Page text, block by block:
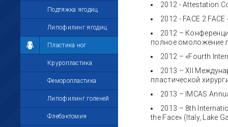
Подтяжка ягодиц
Липофилинг ягодиц
Пластика ног
Круропластика
Феморопластика
Липофилинг голеней
Флебэктомия
2012 - Аttestation
2012 - FACE 2
2012 –
полное омоложение
2012 – «Fourth
2013 – XII
пластической
2013 – IMCAS
2013 – 8th
the Face» (Italy, Lake